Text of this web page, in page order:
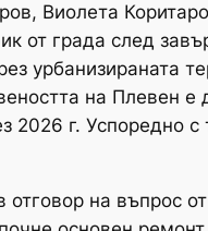
Виолета
от града след
урбанизираната
на Плевен е
2026 г. Успоредно
на въпрос